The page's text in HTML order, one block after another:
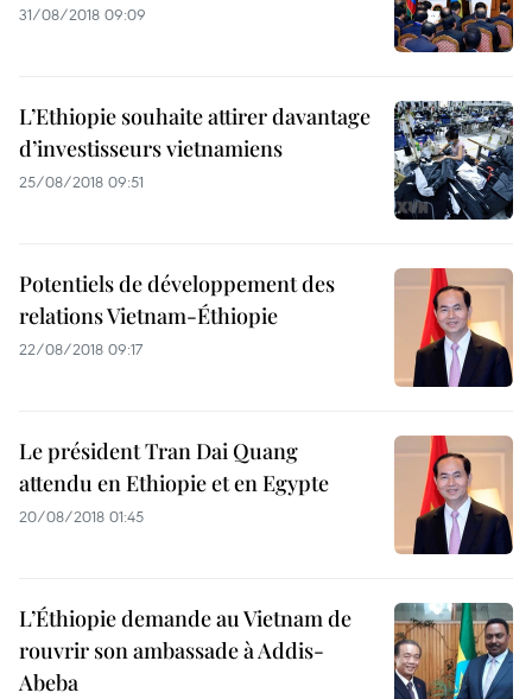
31/08/2018 09:09
L’Ethiopie souhaite attirer davantage
d’investisseurs vietnamiens
25/08/2018 09:51
Potentiels de développement des
relations Vietnam-Éthiopie
22/08/2018 09:17
Le président Tran Dai Quang
attendu en Ethiopie et en Egypte
20/08/2018 01:45
L’Éthiopie demande au Vietnam de
rouvrir son ambassade à Addis-
Abeba